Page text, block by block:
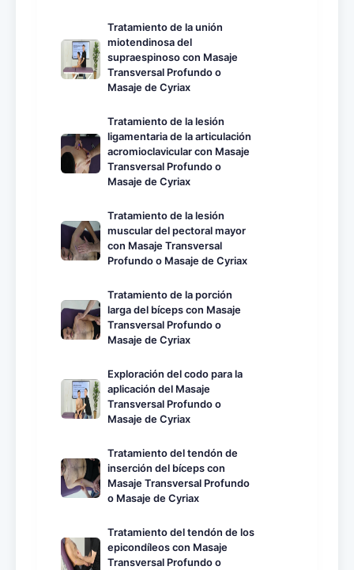
Tratamiento de la unión
miotendinosa del
supraespinoso con Masaje
Transversal Profundo o
Masaje de Cyriax
Tratamiento de la lesión
ligamentaria de la articulación
acromioclavicular con Masaje
Transversal Profundo o
Masaje de Cyriax
Tratamiento de la lesión
muscular del pectoral mayor
con Masaje Transversal
Profundo o Masaje de Cyriax
Tratamiento de la porción
larga del bíceps con Masaje
Transversal Profundo o
Masaje de Cyriax
Exploración del codo para la
aplicación del Masaje
Transversal Profundo o
Masaje de Cyriax
Tratamiento del tendón de
inserción del bíceps con
Masaje Transversal Profundo
o Masaje de Cyriax
Tratamiento del tendón de los
epicondíleos con Masaje
Transversal Profundo o